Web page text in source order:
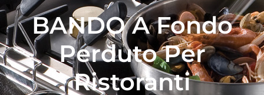
BANDO A Fondo
Perduto Per
Ristoranti